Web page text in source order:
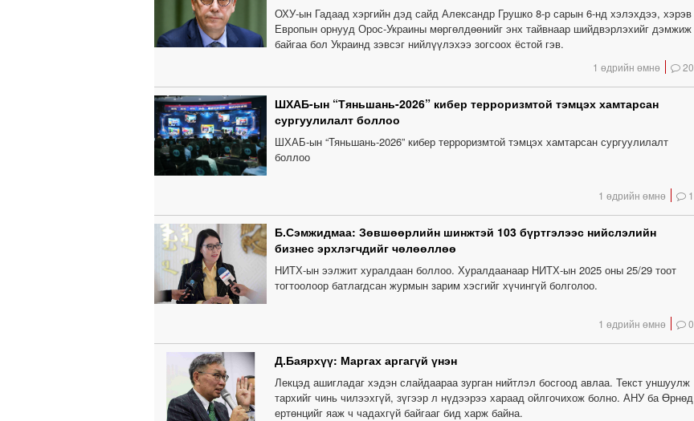
ОХУ-ын Гадаад хэргийн дэд сайд Александр Грушко 8-р сарын 6-нд хэлэхдээ, хэрэв
Европын орнууд Орос-Украины мөргөлдөөнийг энх тайвнаар шийдвэрлэхийг дэмжиж
байгаа бол Украинд зэвсэг нийлүүлэхээ зогсоох ёстой гэв.
1 өдрийн өмнө 20
ШХАБ-ын “Тяньшань-2026” кибер терроризмтой тэмцэх хамтарсан
сургуулилалт боллоо
ШХАБ-ын “Тяньшань-2026” кибер терроризмтой тэмцэх хамтарсан сургуулилалт
боллоо
1 өдрийн өмнө 1
Б.Сэмжидмаа: Зөвшөөрлийн шинжтэй 103 бүртгэлээс нийслэлийн
бизнес эрхлэгчдийг чөлөөллөө
НИТХ-ын ээлжит хуралдаан боллоо. Хуралдаанаар НИТХ-ын 2025 оны 25/29 тоот
тогтоолоор батлагдсан журмын зарим хэсгийг хүчингүй болголоо.
1 өдрийн өмнө 0
Д.Баярхүү: Маргах аргагүй үнэн
Лекцэд ашигладаг хэдэн слайдаараа зурган нийтлэл босгоод авлаа. Текст уншуулж
тархийг чинь чилээхгүй, зүгээр л нүдээрээ хараад ойлгочихож болно. АНУ ба Өрнөд
ертөнцийг яаж ч чадахгүй байгааг бид харж байна.